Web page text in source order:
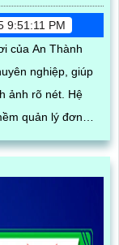
9:51:11 PM
của An Thành
nghiệp, giúp
rõ nét. Hệ
quản lý đơn
lắp đặt hoàn